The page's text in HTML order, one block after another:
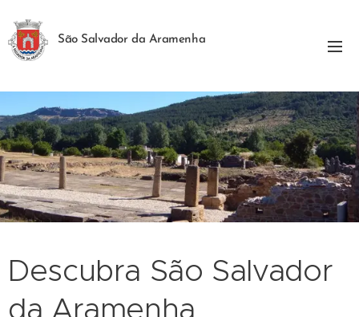
São Salvador da Aramenha
Descubra São Salvador
da Aramenha